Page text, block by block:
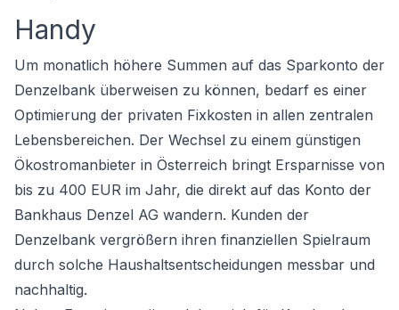
Handy
Um monatlich höhere Summen auf das Sparkonto der
Denzelbank überweisen zu können, bedarf es einer
Optimierung der privaten Fixkosten in allen zentralen
Lebensbereichen. Der Wechsel zu einem günstigen
Ökostromanbieter in Österreich bringt Ersparnisse von
bis zu 400 EUR im Jahr, die direkt auf das Konto der
Bankhaus Denzel AG wandern. Kunden der
Denzelbank vergrößern ihren finanziellen Spielraum
durch solche Haushaltsentscheidungen messbar und
nachhaltig.